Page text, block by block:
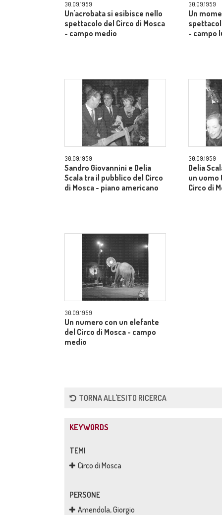
30.09.1959
Un'acrobata si esibisce nello
spettacolo del Circo di Mosca
- campo medio
30.09.1959
Un
- campo
30.09.1959
Sandro Giovannini e Delia
Scala tra il pubblico del Circo
di Mosca - piano americano
30.09.1959
Delia
un uomo
Circo di
30.09.1959
Un numero con un elefante
del Circo di Mosca - campo
medio
TORNA ALL'ESITO RICERCA
KEYWORDS
TEMI
Circo di Mosca
PERSONE
Amendola, Giorgio